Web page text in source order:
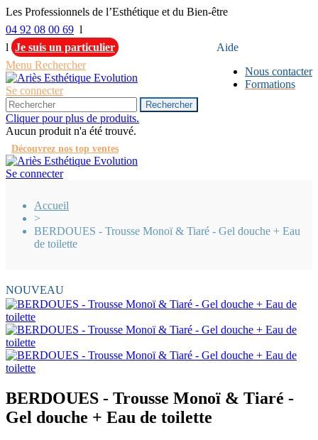
Les Professionnels de l’Esthétique et du Bien-être
04 92 08 00 69 l
Aide
Nous contacter
Formations
l Je suis un particulier
Menu Rechercher
Se connecter
Rechercher
Cliquer pour plus de produits.
Aucun produit n'a été trouvé.
Découvrez nos top ventes
Se connecter
Accueil
>
BERDOUES - Trousse Monoï & Tiaré - Gel douche + Eau
de toilette
NOUVEAU
BERDOUES - Trousse Monoï & Tiaré -
Gel douche + Eau de toilette